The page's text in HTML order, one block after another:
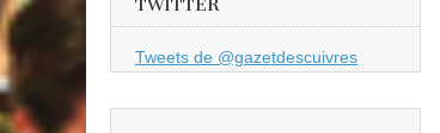
TWITTER
Tweets de @gazetdescuivres